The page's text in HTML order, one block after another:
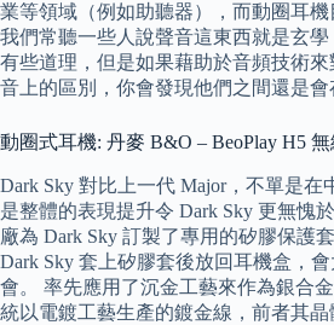
業等領域（例如助聽器），而動圈耳機
我們常聽一些人說聲音這東西就是玄
有些道理，但是如果藉助於音頻技術
音上的區別，你會發現他們之間還是會
動圈式耳機: 丹麥 B&O – BeoPlay H5
Dark Sky 對比上一代 Major，不單是
是整體的表現提升令 Dark Sky 更無愧
廠為 Dark Sky 訂製了專用的矽膠保護
Dark Sky 套上矽膠套後放回耳機盒，
會。 率先應用了沉金工藝來作為銀合
統以電鍍工藝生產的鍍金線，前者其